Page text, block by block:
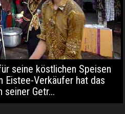
seine köstlichen Speisen
Eistee-Verkäufer hat das
seiner Getr...